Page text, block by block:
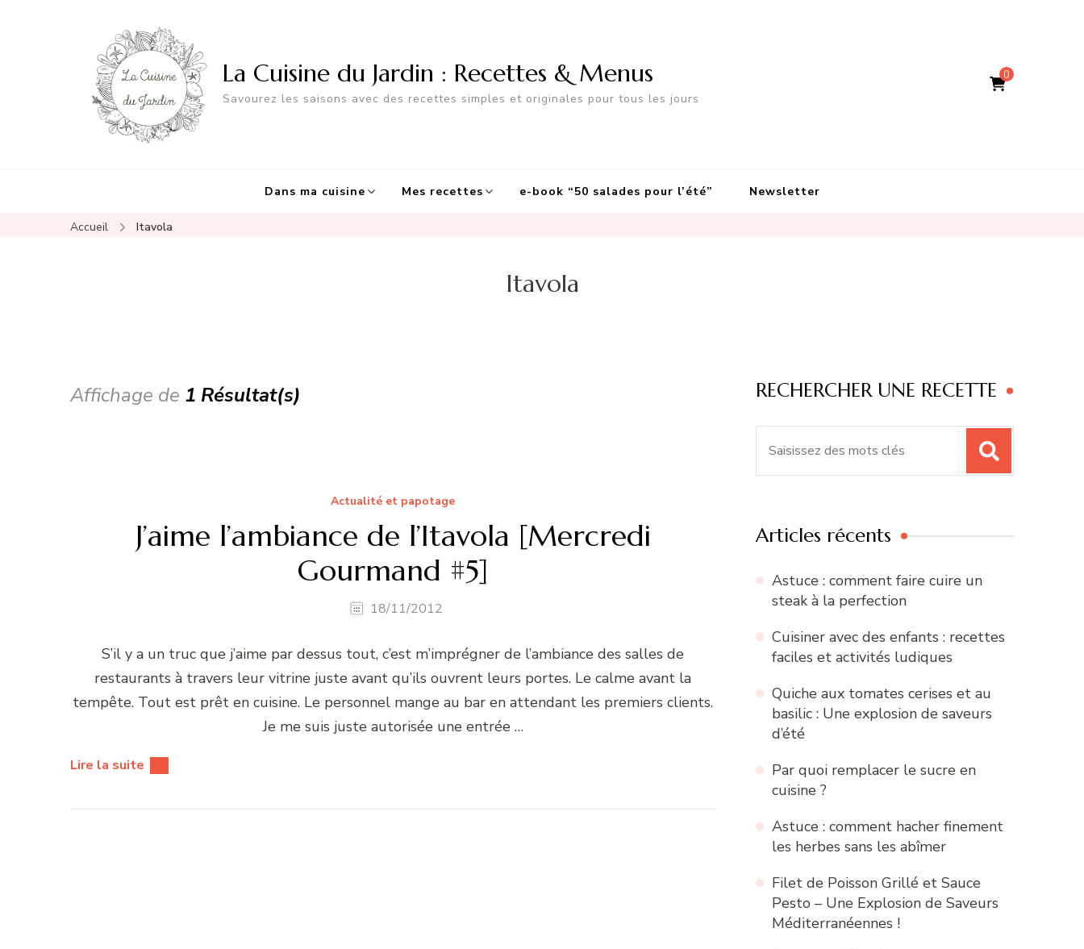
0
La Cuisine du Jardin : Recettes & Menus
Savourez les saisons avec des recettes simples et originales pour tous les jours
Dans ma cuisine Mes recettes e-book “50 salades pour l’été” Newsletter
Accueil Itavola
Itavola
Affichage de 1 Résultat(s)
Actualité et papotage
J’aime l’ambiance de l’Itavola [Mercredi
Gourmand #5]
18/11/2012
S’il y a un truc que j’aime par dessus tout, c’est m’imprégner de l’ambiance des salles de
restaurants à travers leur vitrine juste avant qu’ils ouvrent leurs portes. Le calme avant la
tempête. Tout est prêt en cuisine. Le personnel mange au bar en attendant les premiers clients.
Je me suis juste autorisée une entrée …
Lire la suite
RECHERCHER UNE RECETTE
Articles récents
Astuce : comment faire cuire un
steak à la perfection
Cuisiner avec des enfants : recettes
faciles et activités ludiques
Quiche aux tomates cerises et au
basilic : Une explosion de saveurs
d’été
Par quoi remplacer le sucre en
cuisine ?
Astuce : comment hacher finement
les herbes sans les abîmer
Filet de Poisson Grillé et Sauce
Pesto – Une Explosion de Saveurs
Méditerranéennes !